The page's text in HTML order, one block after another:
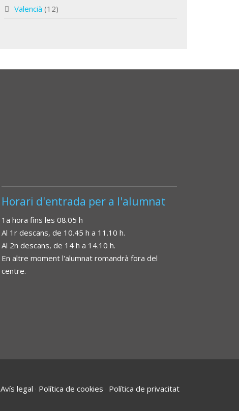
Valencià (12)
Horari d'entrada per a l'alumnat
1a hora fins les 08.05 h
Al 1r descans, de 10.45 h a 11.10 h.
Al 2n descans, de 14 h a 14.10 h.
En altre moment l'alumnat romandrà fora del
centre.
Avís legal · Política de cookies · Política de privacitat